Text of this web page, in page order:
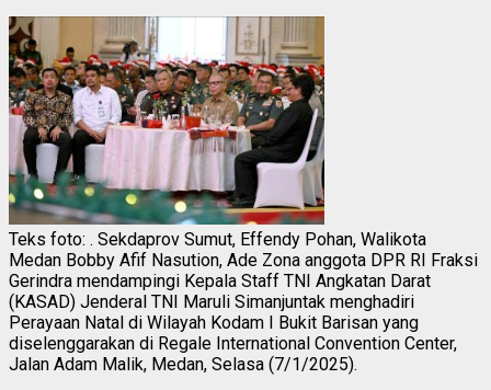
Teks foto: . Sekdaprov Sumut, Effendy Pohan, Walikota
Medan Bobby Afif Nasution, Ade Zona anggota DPR RI Fraksi
Gerindra mendampingi Kepala Staff TNI Angkatan Darat
(KASAD) Jenderal TNI Maruli Simanjuntak menghadiri
Perayaan Natal di Wilayah Kodam I Bukit Barisan yang
diselenggarakan di Regale International Convention Center,
Jalan Adam Malik, Medan, Selasa (7/1/2025).